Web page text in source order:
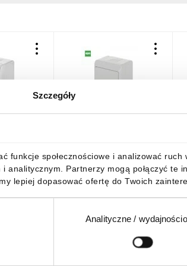
Szczegóły
funkcje społecznościowe i analizować
analitycznym. Partnerzy mogą połączyć
lepiej dopasować ofertę do Twoich
Analityczne /
02
1 0331-02
13,17 złbrutto
DO KOSZYKA